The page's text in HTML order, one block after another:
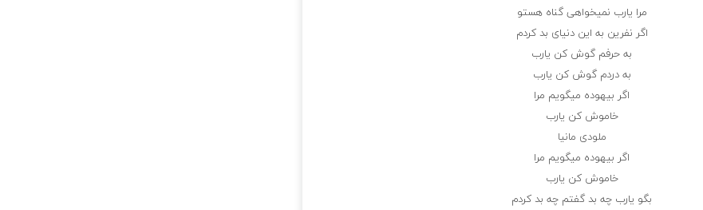
مرا یارب نمیخواهی گناه هستو
اگر نفرین به این دنیای بد کردم
به حرفم گوش کن یارب
به دردم گوش کن یارب
اگر بیهوده میگویم مرا
خاموش کن یارب
ملودی مانیا
اگر بیهوده میگویم مرا
خاموش کن یارب
بگو یارب چه بد گفتم چه بد کردم